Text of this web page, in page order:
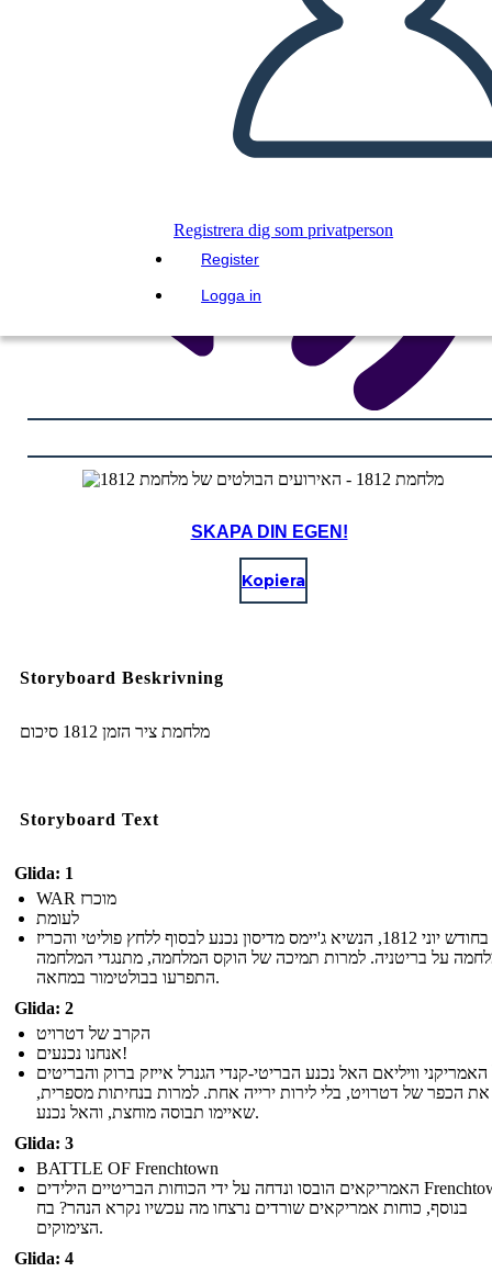
Registrera dig som privatperson
Register
Logga in
SKAPA DIN EGEN!
Kopiera
Storyboard Beskrivning
מלחמת ציר הזמן 1812 סיכום
Storyboard Text
Glida: 1
WAR מוכרז
לעומת
בחודש יוני 1812, הנשיא ג'יימס מדיסון נכנע לבסוף ללחץ פוליטי והכריז
על בריטניה. למרות תמיכה של הוקס המלחמה, מתנגדי המלחמה
התפרעו בבולטימור במחאה.
Glida: 2
הקרב של דטרויט
אנחנו נכנעים!
האמריקני וויליאם האל נכנע הבריטי-קנדי הגנרל אייזק ברוק והבריטים
הכפר של דטרויט, בלי לירות ירייה אחת. למרות בנחיתות מספרית,
שאיימו תבוסה מוחצת, והאל נכנע.
Glida: 3
BATTLE OF Frenchtown
האמריקאים הובסו ונדחה על ידי הכוחות הבריטיים הילידים Frenchtown.
בנוסף, כוחות אמריקאים שורדים נרצחו מה עכשיו נקרא הנהר? בח
הצימוקים.
Glida: 4